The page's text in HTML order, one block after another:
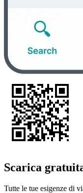
Scarica
Tutte le tue esigenze di